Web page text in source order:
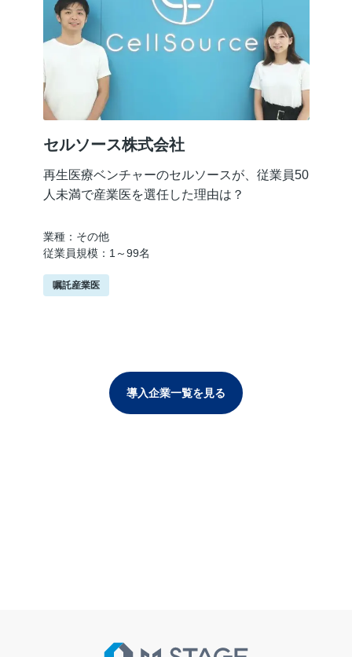
セルソース株式会社
再生医療ベンチャーのセルソースが、従業員50
人未満で産業医を選任した理由は？
業種：その他
従業員規模：1～99名
嘱託産業医
導入企業一覧を見る